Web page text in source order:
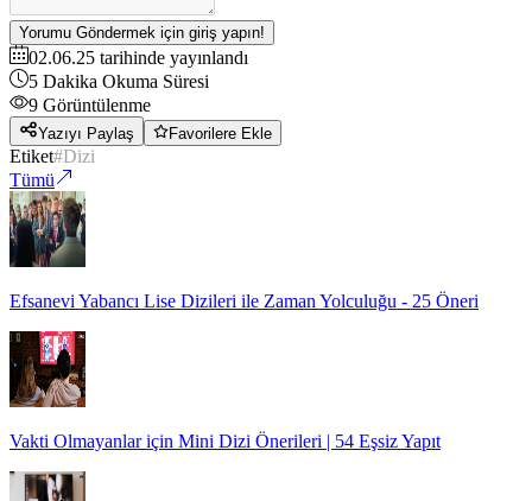
Yorumu Göndermek için giriş yapın!
02.06.25 tarihinde yayınlandı
5 Dakika Okuma Süresi
9 Görüntülenme
Yazıyı Paylaş Favorilere Ekle
Etiket#Dizi
Tümü
Efsanevi Yabancı Lise Dizileri ile Zaman Yolculuğu - 25 Öneri
Vakti Olmayanlar için Mini Dizi Önerileri | 54 Eşsiz Yapıt